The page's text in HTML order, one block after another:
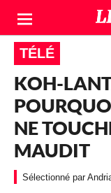
TÉLÉ
KOH-
NE
MAUDIT